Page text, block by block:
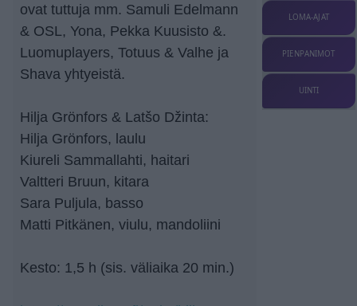
ovat tuttuja mm. Samuli Edelmann
& OSL, Yona, Pekka Kuusisto &.
Luomuplayers, Totuus & Valhe ja
Shava yhtyeistä.
Hilja Grönfors & Latšo Džinta:
Hilja Grönfors, laulu
Kiureli Sammallahti, haitari
Valtteri Bruun, kitara
Sara Puljula, basso
Matti Pitkänen, viulu, mandoliini
Kesto: 1,5 h (sis. väliaika 20 min.)
LOMA-AJAT
PIENPANIMOT
UINTI